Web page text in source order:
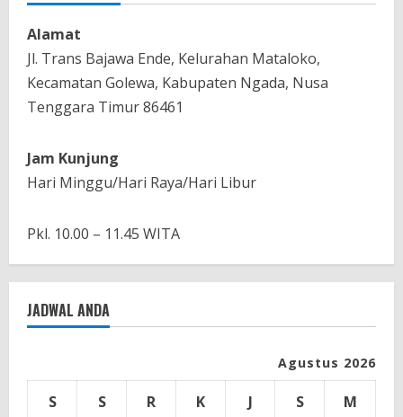
Alamat
Jl. Trans Bajawa Ende, Kelurahan Mataloko,
Kecamatan Golewa, Kabupaten Ngada, Nusa
Tenggara Timur 86461
Jam Kunjung
Hari Minggu/Hari Raya/Hari Libur
Pkl. 10.00 – 11.45 WITA
JADWAL ANDA
Agustus 2026
S S R K J S M